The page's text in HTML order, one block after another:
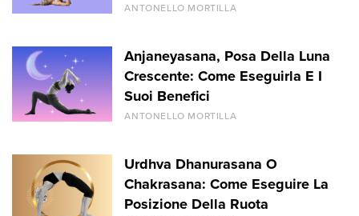
ANTONELLO MORTILLA
Anjaneyasana, Posa Della Luna
Crescente: Come Eseguirla E I
Suoi Benefici
ANTONELLO MORTILLA
Urdhva Dhanurasana O
Chakrasana: Come Eseguire La
Posizione Della Ruota